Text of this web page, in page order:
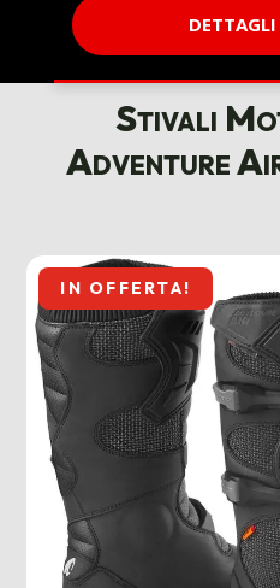
Stivali
Adventure
IN OFFERTA!